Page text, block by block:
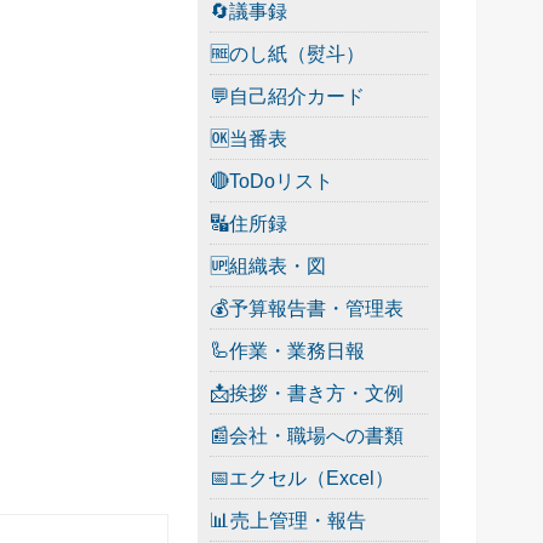
🔄議事録
🆓のし紙（熨斗）
💬自己紹介カード
🆗当番表
🔴ToDoリスト
🔣住所録
🆙組織表・図
💰予算報告書・管理表
🦾作業・業務日報
📩挨拶・書き方・文例
📰会社・職場への書類
📅エクセル（Excel）
📊売上管理・報告